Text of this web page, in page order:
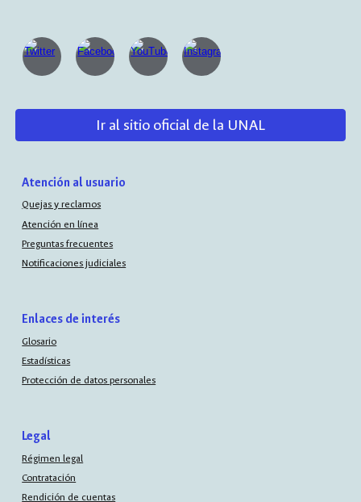
Ir al sitio oficial de la UNAL
Atención al usuario
Quejas y reclamos
Atención en línea
Preguntas frecuentes
Notificaciones judiciales
Enlaces de interés
Glosario
Estadísticas
Protección de datos personales
Legal
Régimen legal
Contratación
Rendición de cuentas